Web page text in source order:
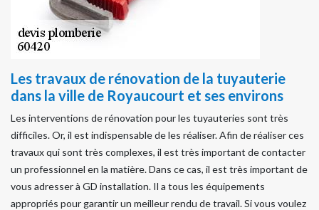
Les travaux de rénovation de la tuyauterie
dans la ville de Royaucourt et ses environs
Les interventions de rénovation pour les tuyauteries sont très
difficiles. Or, il est indispensable de les réaliser. Afin de réaliser ces
travaux qui sont très complexes, il est très important de contacter
un professionnel en la matière. Dans ce cas, il est très important de
vous adresser à GD installation. Il a tous les équipements
appropriés pour garantir un meilleur rendu de travail. Si vous voulez